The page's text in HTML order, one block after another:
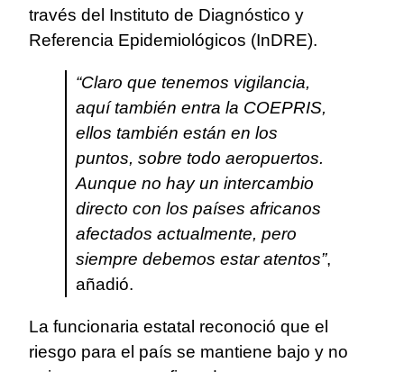
través del Instituto de Diagnóstico y
Referencia Epidemiológicos (InDRE).
“Claro que tenemos vigilancia,
aquí también entra la COEPRIS,
ellos también están en los
puntos, sobre todo aeropuertos.
Aunque no hay un intercambio
directo con los países africanos
afectados actualmente, pero
siempre debemos estar atentos”,
añadió.
La funcionaria estatal reconoció que el
riesgo para el país se mantiene bajo y no